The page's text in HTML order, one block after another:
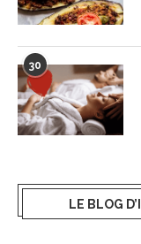
30
LE BLOG